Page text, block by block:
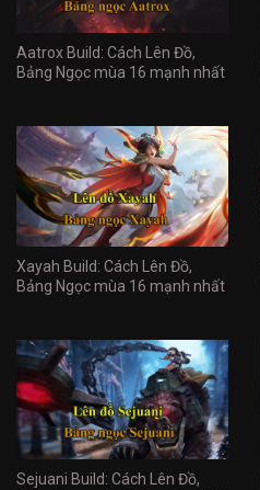
Aatrox Build: Cách Lên Đồ,
Bảng Ngọc mùa 16 mạnh nhất
Xayah Build: Cách Lên Đồ,
Bảng Ngọc mùa 16 mạnh nhất
Sejuani Build: Cách Lên Đồ,